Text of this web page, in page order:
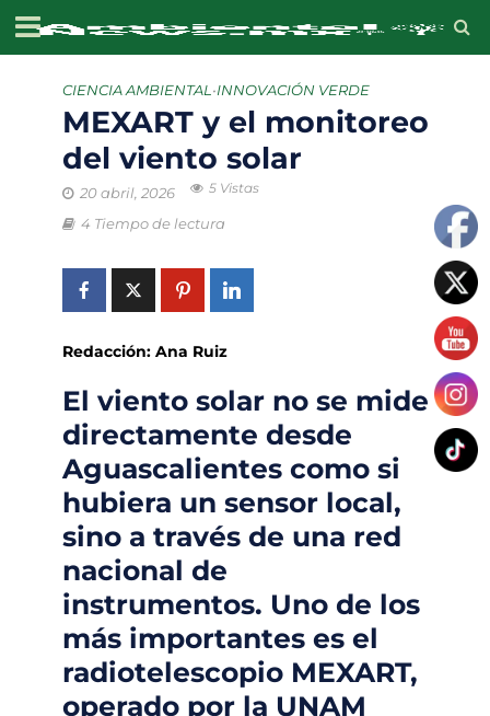
CIENCIA AMBIENTAL•INNOVACIÓN VERDE
MEXART y el monitoreo
del viento solar
20 abril, 2026 5 Vistas
4 Tiempo de lectura
Redacción: Ana Ruiz
El viento solar no se mide
directamente desde
Aguascalientes como si
hubiera un sensor local,
sino a través de una red
nacional de
instrumentos. Uno de los
más importantes es el
radiotelescopio MEXART,
operado por la UNAM